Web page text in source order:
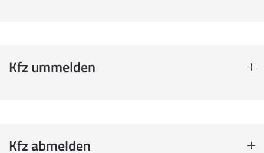
Kfz ummelden
Kfz abmelden